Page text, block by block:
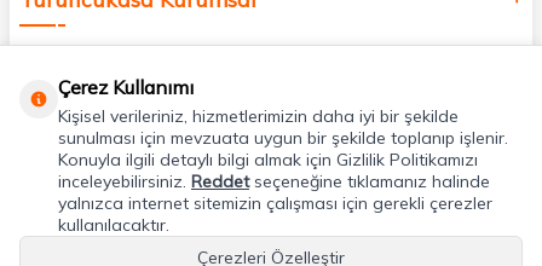
Uygulamalarımız
Adres & İletişim
Çerez Kullanımı
Kişisel verileriniz, hizmetlerimizin daha iyi bir şekilde
sunulması için mevzuata uygun bir şekilde toplanıp işlenir.
Konuyla ilgili detaylı bilgi almak için Gizlilik Politikamızı
inceleyebilirsiniz. Reddetseçeneğine tıklamanız halinde
yalnızca internet sitemizin çalışması için gerekli çerezler
kullanılacaktır.
Çerezleri Özelleştir